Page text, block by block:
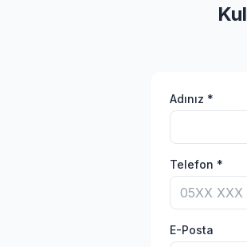
Adınız *
Telefon *
E-Posta